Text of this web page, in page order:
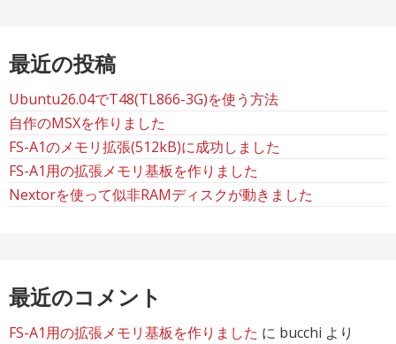
送
り
最近の投稿
Ubuntu26.04でT48(TL866-3G)を使う方法
自作のMSXを作りました
FS-A1のメモリ拡張(512kB)に成功しました
FS-A1用の拡張メモリ基板を作りました
Nextorを使って似非RAMディスクが動きました
最近のコメント
FS-A1用の拡張メモリ基板を作りました に bucchi より